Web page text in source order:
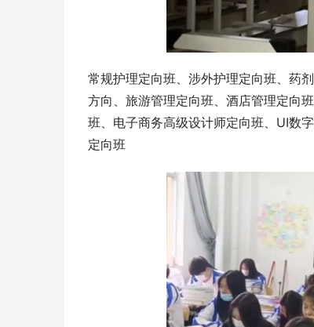
常规护理定向班、涉外护理定向班、药
方向、旅游管理定向班、酒店管理定向
班、电子商务高级设计师定向班、UI数
定向班